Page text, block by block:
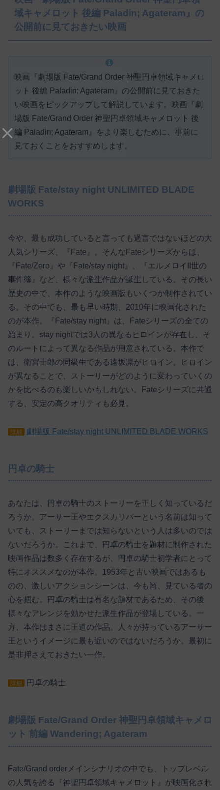
域キャメロット 後編 Paladin; Agateram』の
公開前に見ておきたい映画
映画『劇場版 Fate/Grand Order 神聖円卓領域キャメロ
ット 後編 Paladin; Agateram』の公開前に見ておきた
い映画をピックアップして解説しています。映画『劇
場版 Fate/Grand Order 神聖円卓領域キャメロット 後
編 Paladin; Agateram』をより楽しむために、事前に
見ておくことをおすすめします。
劇場版 Fate/stay night UNLIMITED BLADE
WORKS
今や、最も成功していると言っても過言ではないほどの大
人気シリーズ、『Fate』。そんなFateシリーズからは、
『Fate/Zero』や『Fate/stay night』、『エルメロイII世の
事件簿』など、様々な派生作品が誕生している。その長い
歴史の中で、本作のような映画版もいくつか制作されてい
る。その中でも、最も早い時期、2010年に映画化された
のが本作。『Fate/stay night』は、Fateシリーズの全ての
始まり。stay nightでは3人の異なるヒロインが存在し、そ
のルートによって異なる作品が用意されている。本作で
は、衛宮士郎の同級生である遠坂凛がヒロイン。ヒロイン
が異なることで、ストーリーがどのように変わっていくの
かを比べるのも楽しいかもしれない。Fateシリーズに共通
する、安定の高クオリティも必見。
詳細 劇場版 Fate/stay night UNLIMITED BLADE WORKS
円卓の騎士
あなたは、円卓の騎士のストーリーを正しく知っているだ
ろうか。アーサー王やエクスカリバーという名前は知って
いても、ストーリーまでは知らないという人は多いのでは
ないだろうか。これまで、円卓の騎士を題材に制作された
映画作品は数多く存在するが、円卓の騎士初学者にとって
特にオススメなのが本作。1953年と古い映画ではあるも
のの、激しいアクションシーンは、今も尚、見ている者の
心を掴む。円卓の騎士は有名な題材であるため、その後
様々なアレンジを効かせた派生作品が登場している。一
方、本作はまさに王道の作品。人々が持っているアーサー
王というイメージに最も近いのではないだろうか。最初に
是非押さえておきたい一作。
詳細 円卓の騎士
劇場版 Fate/Grand Order 神聖円卓領域キャメロ
ット 前編 Wandering; Agateram
Fate/Grand orderメインシナリオの中でも、トップレベル
の人気を誇る『神聖円卓領域キャメロット』が映画化され